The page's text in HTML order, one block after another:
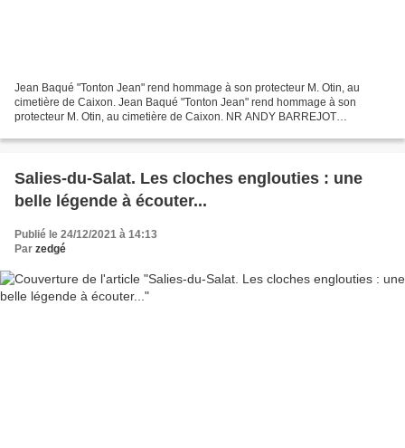
Jean Baqué "Tonton Jean" rend hommage à son protecteur M. Otin, au
cimetière de Caixon. Jean Baqué "Tonton Jean" rend hommage à son
protecteur M. Otin, au cimetière de Caixon. NR ANDY BARREJOT
Salies-du-Salat. Les cloches englouties : une
belle légende à écouter...
Publié le 24/12/2021 à 14:13
Par zedgé